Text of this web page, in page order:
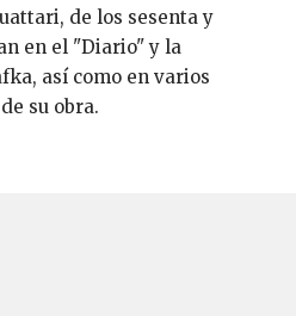
de los sesenta y
en el "Diario" y la
así como en varios
su obra.